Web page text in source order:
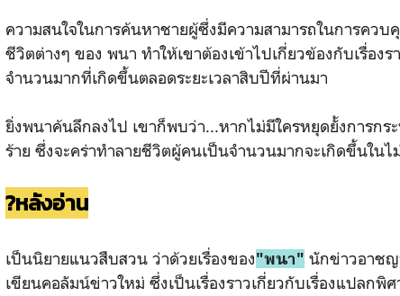
ความสนใจในการค้นหาชายผู้ซึ่งมีความสามารถในการควบ
ชีวิตต่างๆ ของ พนา ทำให้เขาต้องเข้าไปเกี่ยวข้องกับเรื่อง
จำนวนมากที่เกิดขึ้นตลอดระยะเวลาสิบปีที่ผ่านมา
ยิ่งพนาค้นลึกลงไป เขาก็พบว่า...หากไม่มีใครหยุดยั้งการก
ร้าย ซึ่งจะคร่าทำลายชีวิตผู้คนเป็นจำนวนมากจะเกิดขึ้นใน
?หลังอ่าน
เป็นนิยายแนวสืบสวน ว่าด้วยเรื่องของ"พนา" นักข่าวอาชญ
เขียนคอลัมน์ข่าวใหม่ ซึ่งเป็นเรื่องราวเกี่ยวกับเรื่องแปลกพิ